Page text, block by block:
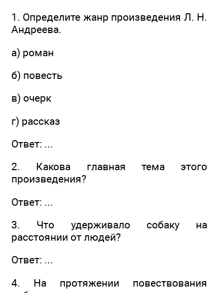
1. Определите жанр произведения Л. Н.
Андреева.
а) роман
б) повесть
в) очерк
г) рассказ
Ответ: ...
2. Какова главная тема этого
произведения?
Ответ: ...
3. Что удерживало собаку на
расстоянии от людей?
Ответ: ...
4. На протяжении повествования